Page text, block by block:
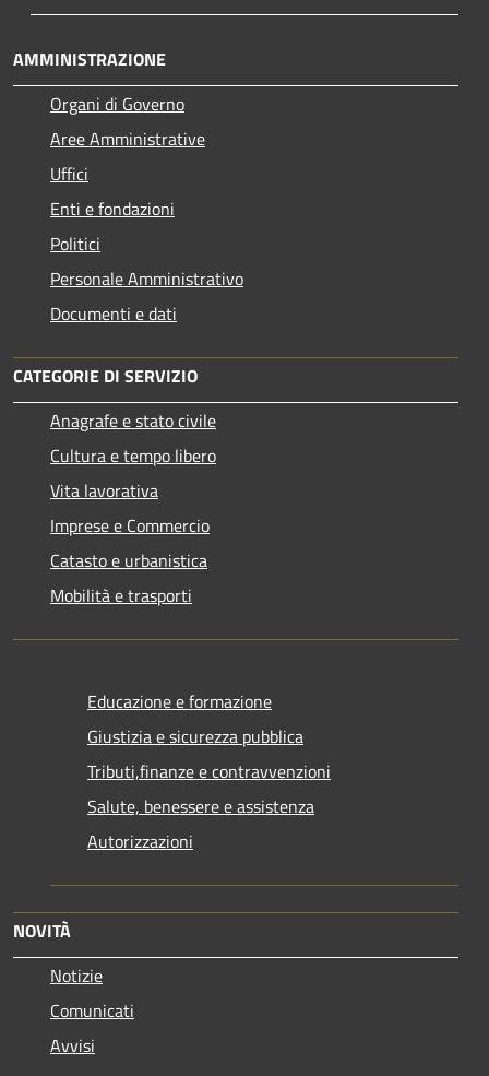
AMMINISTRAZIONE
Organi di Governo
Aree Amministrative
Uffici
Enti e fondazioni
Politici
Personale Amministrativo
Documenti e dati
CATEGORIE DI SERVIZIO
Anagrafe e stato civile
Cultura e tempo libero
Vita lavorativa
Imprese e Commercio
Catasto e urbanistica
Mobilità e trasporti
Educazione e formazione
Giustizia e sicurezza pubblica
Tributi,finanze e contravvenzioni
Salute, benessere e assistenza
Autorizzazioni
NOVITÀ
Notizie
Comunicati
Avvisi